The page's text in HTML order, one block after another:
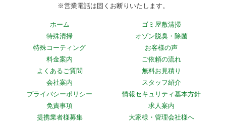
※営業電話は固くお断りいたします。
ホーム
ゴミ屋敷清掃
特殊清掃
オゾン脱臭・除菌
特殊コーティング
お客様の声
料金案内
ご依頼の流れ
よくあるご質問
無料お見積り
会社案内
スタッフ紹介
プライバシーポリシー
情報セキュリティ基本方針
免責事項
求人案内
提携業者様募集
大家様・管理会社様へ